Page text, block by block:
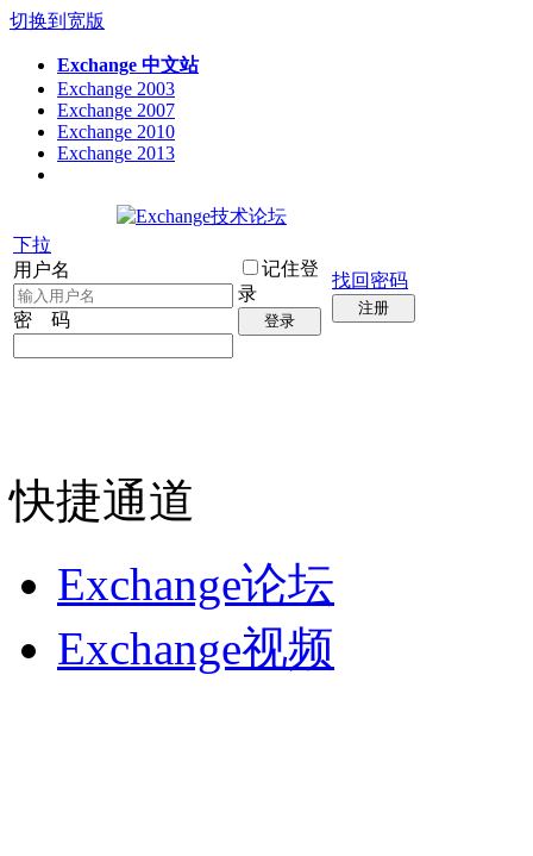
切换到宽版
Exchange 中文站
Exchange 2003
Exchange 2007
Exchange 2010
Exchange 2013
下拉
用户名
密 码
记住登
录
登录
找回密码
注册
快捷通道
Exchange论坛
Exchange视频